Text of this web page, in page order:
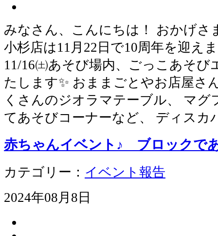
みなさん、こんにちは！ おかげさ
小杉店は11月22日で10周年を迎え
11/16㈯あそび場内、ごっこあそ
たします✨ おままごとやお店屋さ
くさんのジオラマテーブル、 マグ
てあそびコーナーなど、 ディス
赤ちゃんイベント♪ ブロック
カテゴリー： イベント報告
2024年08月8日